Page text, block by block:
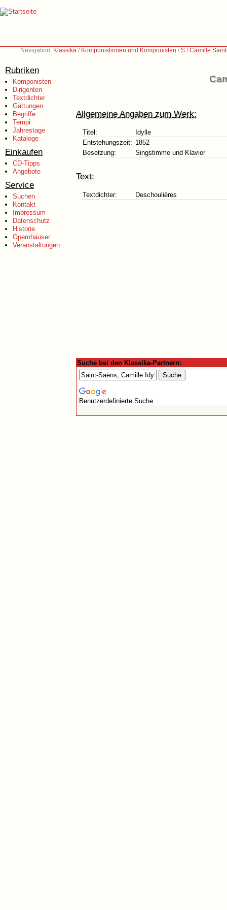
Navigation: Klassika / Komponistinnen und Komponisten /S /Camille
Rubriken
Komponisten
Dirigenten
Textdichter
Gattungen
Begriffe
Tempi
Jahrestage
Kataloge
Einkaufen
CD-Tipps
Angebote
Service
Suchen
Kontakt
Impressum
Datenschutz
Historie
Opernhäuser
Veranstaltungen
Allgemeine Angaben zum Werk:
Titel:
Idylle
Entstehungszeit: 1852
Besetzung:
Singstimme und Klavier
Text:
Textdichter: Deschoulières
Suche bei den Klassika-Partnern:
Benutzerdefinierte Suche